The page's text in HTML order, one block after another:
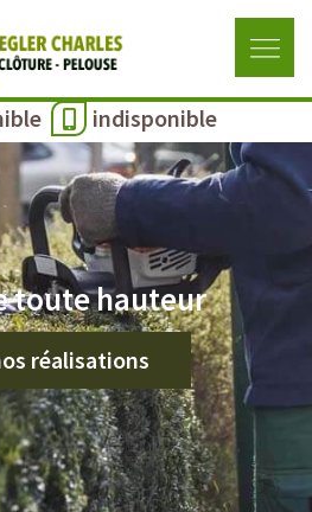
indisponible
toute hauteur
réalisations